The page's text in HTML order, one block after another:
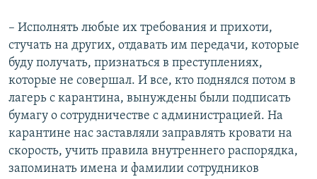
– Исполнять любые их требования и прихоти,
стучать на других, отдавать им передачи, которые
буду получать, признаться в преступлениях,
которые не совершал. И все, кто поднялся потом в
лагерь с карантина, вынуждены были подписать
бумагу о сотрудничестве с администрацией. На
карантине нас заставляли заправлять кровати на
скорость, учить правила внутреннего распорядка,
запоминать имена и фамилии сотрудников